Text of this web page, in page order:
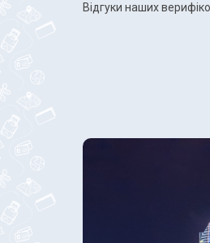
Відгуки наших